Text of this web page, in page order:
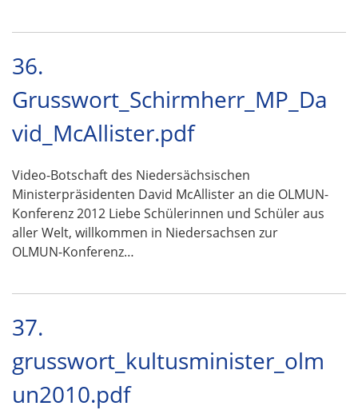
36.
Grusswort_Schirmherr_MP_Da
vid_McAllister.pdf
Video-Botschaft des Niedersächsischen
Ministerpräsidenten David McAllister an die OLMUN-
Konferenz 2012 Liebe Schülerinnen und Schüler aus
aller Welt, willkommen in Niedersachsen zur
OLMUN-Konferenz…
37.
grusswort_kultusminister_olm
un2010.pdf